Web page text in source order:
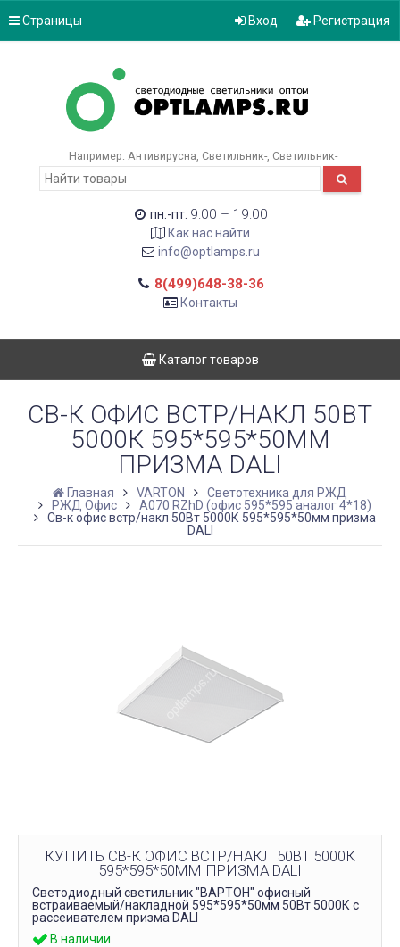
Страницы Вход Регистрация
Например: Антивирусна Светильник- Светильник-
пн.-пт. 9:00 – 19:00
Как нас найти
info@optlamps.ru
8(499)648-38-36
Контакты
Каталог товаров
СВ-К ОФИС ВСТР/НАКЛ 50ВТ
5000К 595*595*50ММ
ПРИЗМА DALI
Главная VARTON
Светотехника для РЖД
РЖД Офис
A070 RZhD (офис 595*595 аналог 4*18)
Св-к офис встр/накл 50Вт 5000К 595*595*50мм призма
DALI
КУПИТЬ СВ-К ОФИС ВСТР/НАКЛ 50ВТ 5000К
595*595*50ММ ПРИЗМА DALI
Светодиодный светильник "ВАРТОН" офисный
встраиваемый/накладной 595*595*50мм 50Вт 5000К с
рассеивателем призма DALI
В наличии